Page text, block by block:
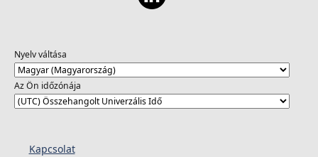
Nyelv váltása
Az Ön időzónája
Kapcsolat